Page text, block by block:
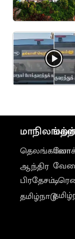
தெலங்கானா
ஆந்திர
பிரதேசம்
தமிழ்நாடு
மற்ற